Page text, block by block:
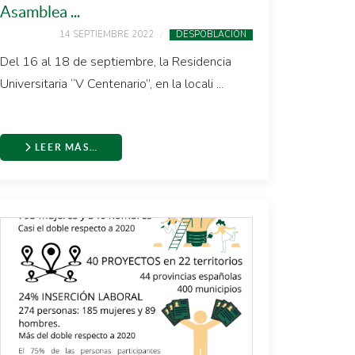
Asamblea ...
14 SEPTIEMBRE 2022 DESPOBLACIÓN
Del 16 al 18 de septiembre, la Residencia
Universitaria “V Centenario”, en la locali ...
LEER MÁS…